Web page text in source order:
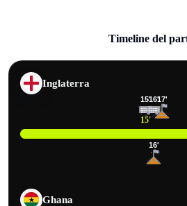
Timeline del
Inglaterra
15'
15'16'
16'
17'
Ghana